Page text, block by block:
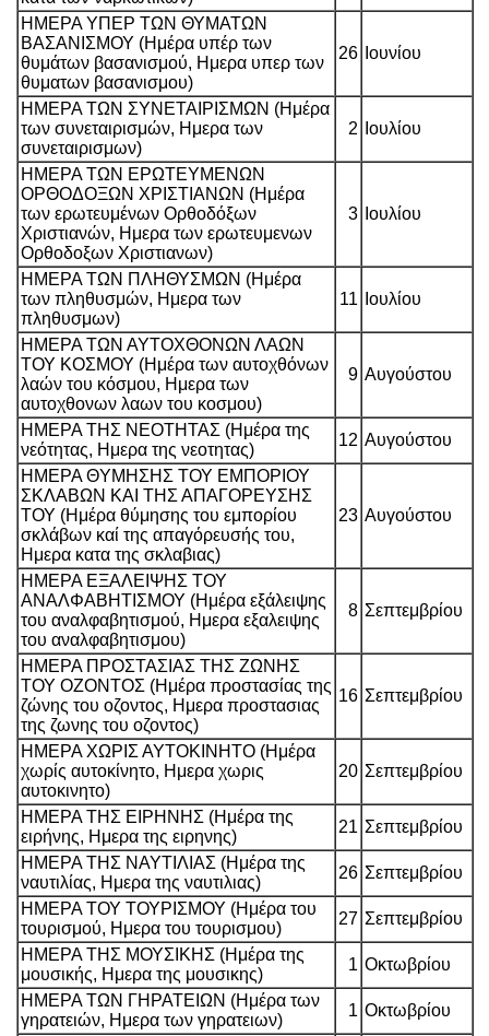
ΗΜΕΡΑ ΥΠΕΡ ΤΩΝ ΘΥΜΑΤΩΝ
ΒΑΣΑΝΙΣΜΟΥ (Ημέρα υπέρ των
θυμάτων βασανισμού, Ημερα υπερ των
θυματων βασανισμου)
26 Ιουνίου
ΗΜΕΡΑ ΤΩΝ ΣΥΝΕΤΑΙΡΙΣΜΩΝ (Ημέρα
των συνεταιρισμών, Ημερα των
συνεταιρισμων)
2 Ιουλίου
ΗΜΕΡΑ ΤΩΝ ΕΡΩΤΕΥΜΕΝΩΝ
ΟΡΘΟΔΟΞΩΝ ΧΡΙΣΤΙΑΝΩΝ (Ημέρα
των ερωτευμένων Ορθοδόξων
Χριστιανών, Ημερα των ερωτευμενων
Ορθοδοξων Χριστιανων)
3 Ιουλίου
ΗΜΕΡΑ ΤΩΝ ΠΛΗΘΥΣΜΩΝ (Ημέρα
των πληθυσμών, Ημερα των
πληθυσμων)
11 Ιουλίου
ΗΜΕΡΑ ΤΩΝ ΑΥΤΟΧΘΟΝΩΝ ΛΑΩΝ
ΤΟΥ ΚΟΣΜΟΥ (Ημέρα των αυτοχθόνων
λαών του κόσμου, Ημερα των
αυτοχθονων λαων του κοσμου)
9 Αυγούστου
ΗΜΕΡΑ ΤΗΣ ΝΕΟΤΗΤΑΣ (Ημέρα της
νεότητας, Ημερα της νεοτητας)
12 Αυγούστου
ΗΜEΡΑ ΘYΜΗΣΗΣ ΤΟΥ ΕΜΠΟΡIΟΥ
ΣΚΛAΒΩΝ ΚΑI ΤΗΣ ΑΠΑΓOΡΕΥΣHΣ
ΤΟΥ (Ημέρα θύμησης του εμπορίου
σκλάβων καί της απαγόρευσής του,
Ημερα κατα της σκλαβιας)
23 Αυγούστου
ΗΜΕΡΑ ΕΞΑΛΕΙΨΗΣ ΤΟΥ
ΑΝΑΛΦΑΒΗΤΙΣΜΟΥ (Ημέρα εξάλειψης
του αναλφαβητισμού, Ημερα εξαλειψης
του αναλφαβητισμου)
8 Σεπτεμβρίου
ΗΜΕΡΑ ΠΡΟΣΤΑΣΙΑΣ ΤΗΣ ΖΩΝΗΣ
ΤΟΥ ΟΖΟΝΤΟΣ (Ημέρα προστασίας της
ζώνης του οζοντος, Ημερα προστασιας
της ζωνης του οζοντος)
16 Σεπτεμβρίου
ΗΜΕΡΑ ΧΩΡΙΣ ΑΥΤΟΚΙΝΗΤΟ (Ημέρα
χωρίς αυτοκίνητο, Ημερα χωρις
αυτοκινητο)
20 Σεπτεμβρίου
ΗΜΕΡΑ ΤΗΣ ΕΙΡΗΝΗΣ (Ημέρα της
ειρήνης, Ημερα της ειρηνης)
21 Σεπτεμβρίου
ΗΜΕΡΑ ΤΗΣ ΝΑΥΤΙΛΙΑΣ (Ημέρα της
ναυτιλίας, Ημερα της ναυτιλιας)
26 Σεπτεμβρίου
ΗΜΕΡΑ ΤΟΥ ΤΟΥΡΙΣΜΟΥ (Ημέρα του
τουρισμού, Ημερα του τουρισμου)
27 Σεπτεμβρίου
ΗΜΕΡΑ ΤΗΣ ΜΟΥΣΙΚΗΣ (Ημέρα της
μουσικής, Ημερα της μουσικης)
1 Οκτωβρίου
ΗΜΕΡΑ ΤΩΝ ΓΗΡΑΤΕΙΩΝ (Ημέρα των
γηρατειών, Ημερα των γηρατειων)
1 Οκτωβρίου